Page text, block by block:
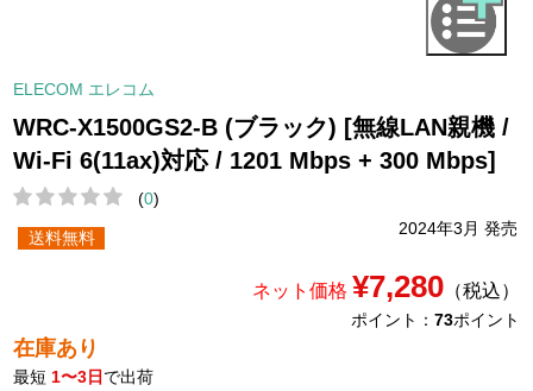
ELECOM エレコム
WRC-X1500GS2-B (ブラック) [無線LAN親機 /
Wi-Fi 6(11ax)対応 / 1201 Mbps + 300 Mbps]
(0)
2024年3月 発売
送料無料
ネット価格 ¥7,280（税込）
ポイント： 73ポイント
在庫あり
最短 1〜3日 で出荷